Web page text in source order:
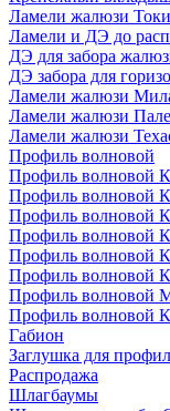
Ламели жалюзи
Ламели и ДЭ до
ДЭ для забора
ДЭ забора для
Ламели жалюзи
Ламели жалюзи
Ламели жалюзи
Профиль волновой
Профиль волновой
Профиль волновой
Профиль волновой
Профиль волновой
Профиль волновой
Профиль волновой
Профиль волновой
Профиль волновой
Габион
Заглушка для
Распродажа
Шлагбаумы